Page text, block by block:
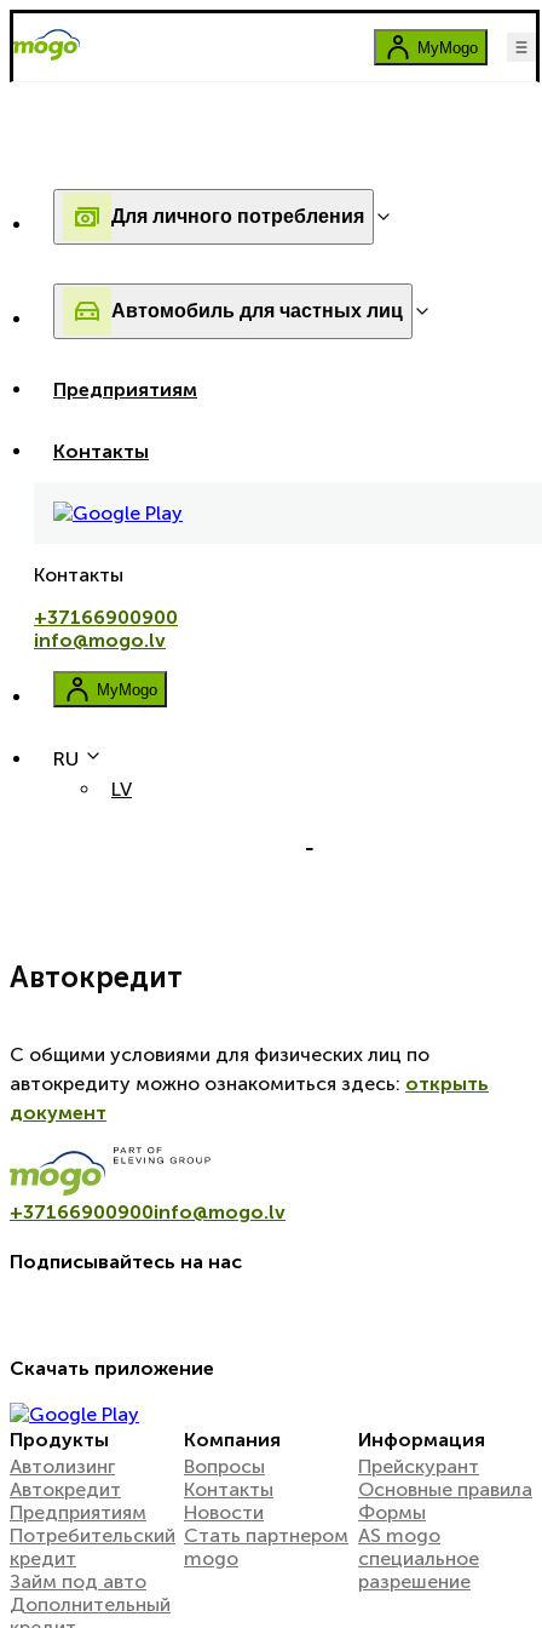
MyMogo
Для личного потребления
Автомобиль для частных лиц
Предприятиям
Контакты
Контакты
+37166900900
info@mogo.lv
MyMogo
RU
LV
Автокредит
С общими условиями для физических лиц по
автокредиту можно ознакомиться здесь: открыть
документ
+37166900900info@mogo.lv
Подписывайтесь на нас
Скачать приложение
Продукты
Автолизинг
Автокредит
Предприятиям
Потребительский
кредит
Займ под авто
Дополнительный
Компания
Вопросы
Контакты
Новости
Стать партнером
mogo
Информация
Прейскурант
Oсновные правила
Формы
AS mogo
специальное
разрешение